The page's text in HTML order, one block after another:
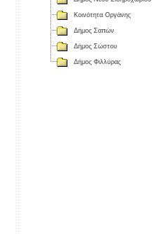
Κοινότητα Οργάνης
Δήμος Σαπών
Δήμος Σώστου
Δήμος Φιλλύρας